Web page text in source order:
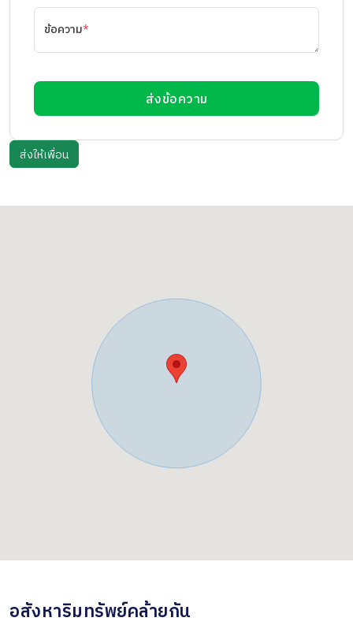
ข้อความ*
ส่งข้อความ
อสังหาริมทรัพย์คล้ายกัน